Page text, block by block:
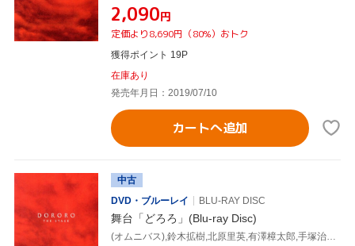
¥2,090円
定価より8,690円（80%）おトク
獲得ポイント 19P
在庫あり
発売年月日：2019/07/10
カートへ追加
中古
DVD・ブルーレイ
BLU-RAY DISC
舞台「どろろ」(Blu-ray Disc)
(オムニバス),鈴木拡樹,北原里英,有澤樟太郎,手塚治虫(原作)